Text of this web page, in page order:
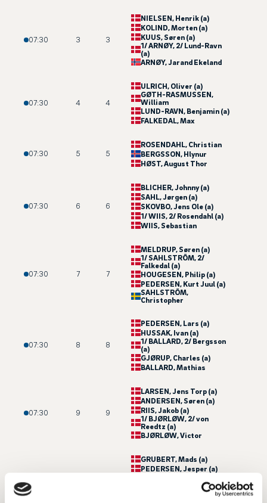
07:30 3 3
NIELSEN, Henrik (a)
KOLIND, Morten (a)
KUUS, Søren (a)
1/ ARNØY, 2/ Lund-Ravn
(a)
ARNØY, Jarand Ekeland
07:30 4 4
ULRICH, Oliver (a)
GØTH-RASMUSSEN,
William
LUND-RAVN, Benjamin (a)
FALKEDAL, Max
07:30 5 5
ROSENDAHL, Christian
BERGSSON, Hlynur
HØST, August Thor
07:30 6 6
BLICHER, Johnny (a)
SAHL, Jørgen (a)
SKOVBO, Jens Ole (a)
1/ WIIS, 2/ Rosendahl (a)
WIIS, Sebastian
07:30 7 7
MELDRUP, Søren (a)
1/ SAHLSTRÖM, 2/
Falkedal (a)
HOUGESEN, Philip (a)
PEDERSEN, Kurt Juul (a)
SAHLSTRÖM,
Christopher
07:30 8 8
PEDERSEN, Lars (a)
HUSSAK, Ivan (a)
1/ BALLARD, 2/ Bergsson
(a)
GJØRUP, Charles (a)
BALLARD, Mathias
07:30 9 9
LARSEN, Jens Torp (a)
ANDERSEN, Søren (a)
RIIS, Jakob (a)
1/ BJØRLØW, 2/ von
Reedtz (a)
BJØRLØW, Victor
GRUBERT, Mads (a)
PEDERSEN, Jesper (a)
, 2/ Kjeldsen (a)